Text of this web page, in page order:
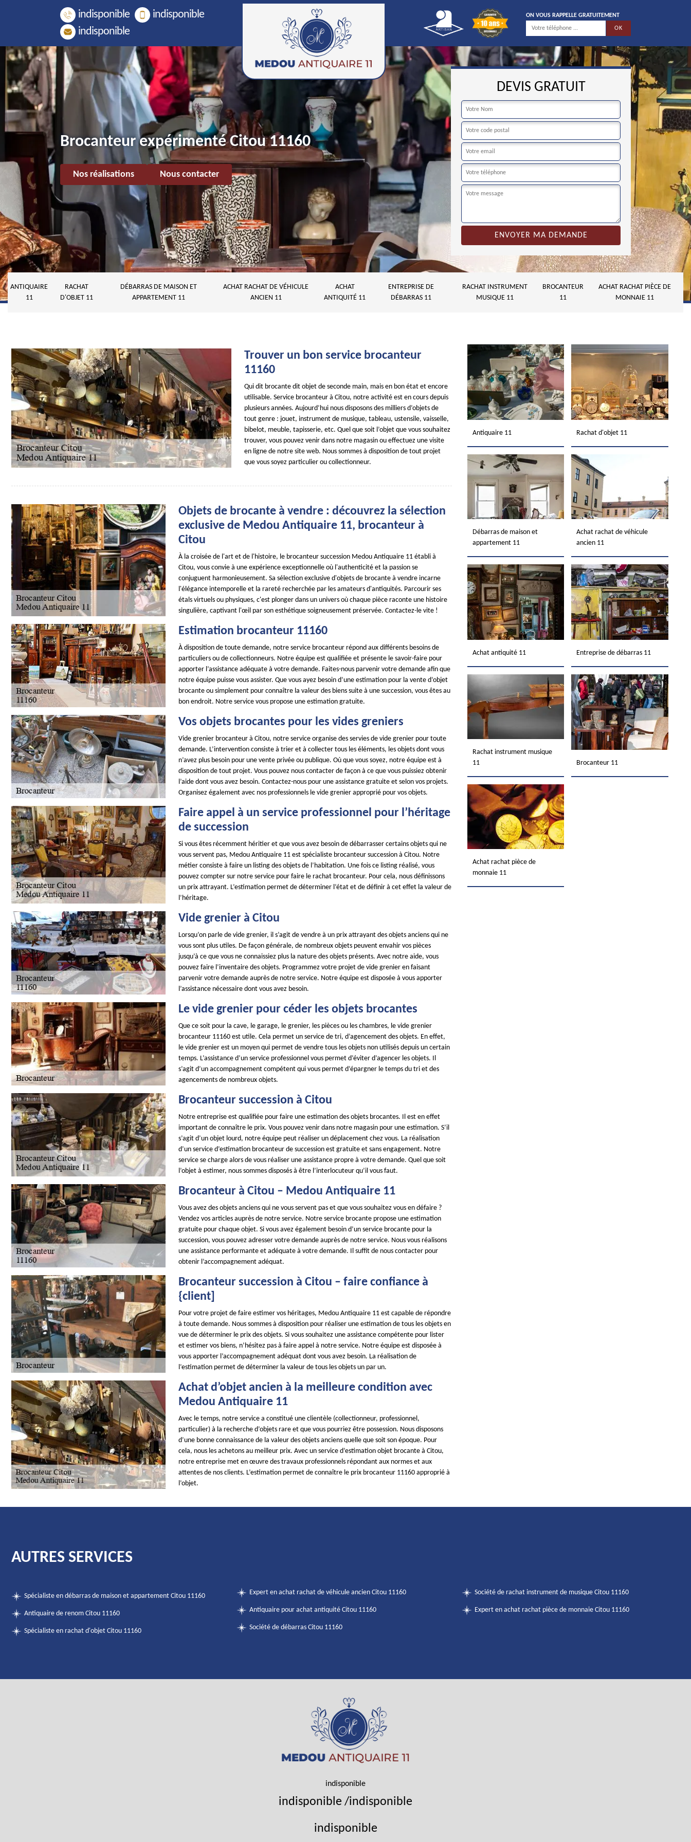
indisponible
indisponible
indisponible
ON VOUS RAPPELLE GRATUITEMENT
Brocanteur expérimenté Citou 11160
Nos réalisations Nous contacter
DEVIS GRATUIT
ANTIQUAIRE
11
RACHAT
D'OBJET 11
DÉBARRAS DE MAISON ET
APPARTEMENT 11
ACHAT RACHAT DE VÉHICULE
ANCIEN 11
ACHAT
ANTIQUITÉ 11
ENTREPRISE DE
DÉBARRAS 11
RACHAT INSTRUMENT
MUSIQUE 11
BROCANTEUR
11
ACHAT RACHAT PIÈCE DE
MONNAIE 11
Trouver un bon service brocanteur
11160
Qui dit brocante dit objet de seconde main, mais en bon état et encore
utilisable. Service brocanteur à Citou, notre activité est en cours depuis
plusieurs années. Aujourd’hui nous disposons des milliers d’objets de
tout genre : jouet, instrument de musique, tableau, ustensile, vaisselle,
bibelot, meuble, tapisserie, etc. Quel que soit l’objet que vous souhaitez
trouver, vous pouvez venir dans notre magasin ou effectuez une visite
en ligne de notre site web. Nous sommes à disposition de tout projet
que vous soyez particulier ou collectionneur.
Objets de brocante à vendre : découvrez la sélection
exclusive de Medou Antiquaire 11, brocanteur à
Citou
À la croisée de l'art et de l'histoire, le brocanteur succession Medou Antiquaire 11 établi à
Citou, vous convie à une expérience exceptionnelle où l'authenticité et la passion se
conjuguent harmonieusement. Sa sélection exclusive d'objets de brocante à vendre incarne
l'élégance intemporelle et la rareté recherchée par les amateurs d'antiquités. Parcourir ses
étals virtuels ou physiques, c'est plonger dans un univers où chaque pièce raconte une histoire
singulière, captivant l'œil par son esthétique soigneusement préservée. Contactez-le vite !
Estimation brocanteur 11160
À disposition de toute demande, notre service brocanteur répond aux différents besoins de
particuliers ou de collectionneurs. Notre équipe est qualifiée et présente le savoir-faire pour
apporter l’assistance adéquate à votre demande. Faites-nous parvenir votre demande afin que
notre équipe puisse vous assister. Que vous ayez besoin d’une estimation pour la vente d’objet
brocante ou simplement pour connaître la valeur des biens suite à une succession, vous êtes au
bon endroit. Notre service vous propose une estimation gratuite.
Vos objets brocantes pour les vides greniers
Vide grenier brocanteur à Citou, notre service organise des servies de vide grenier pour toute
demande. L’intervention consiste à trier et à collecter tous les éléments, les objets dont vous
n’avez plus besoin pour une vente privée ou publique. Où que vous soyez, notre équipe est à
disposition de tout projet. Vous pouvez nous contacter de façon à ce que vous puissiez obtenir
l’aide dont vous avez besoin. Contactez-nous pour une assistance gratuite et selon vos projets.
Organisez également avec nos professionnels le vide grenier approprié pour vos objets.
Faire appel à un service professionnel pour l’héritage
de succession
Si vous êtes récemment héritier et que vous avez besoin de débarrasser certains objets qui ne
vous servent pas, Medou Antiquaire 11 est spécialiste brocanteur succession à Citou. Notre
métier consiste à faire un listing des objets de l’habitation. Une fois ce listing réalisé, vous
pouvez compter sur notre service pour faire le rachat brocanteur. Pour cela, nous définissons
un prix attrayant. L’estimation permet de déterminer l’état et de définir à cet effet la valeur de
l’héritage.
Vide grenier à Citou
Lorsqu’on parle de vide grenier, il s’agit de vendre à un prix attrayant des objets anciens qui ne
vous sont plus utiles. De façon générale, de nombreux objets peuvent envahir vos pièces
jusqu’à ce que vous ne connaissiez plus la nature des objets présents. Avec notre aide, vous
pouvez faire l’inventaire des objets. Programmez votre projet de vide grenier en faisant
parvenir votre demande auprès de notre service. Notre équipe est disposée à vous apporter
l’assistance nécessaire dont vous avez besoin.
Le vide grenier pour céder les objets brocantes
Que ce soit pour la cave, le garage, le grenier, les pièces ou les chambres, le vide grenier
brocanteur 11160 est utile. Cela permet un service de tri, d’agencement des objets. En effet,
le vide grenier est un moyen qui permet de vendre tous les objets non utilisés depuis un certain
temps. L’assistance d’un service professionnel vous permet d’éviter d’agencer les objets. Il
s’agit d’un accompagnement compétent qui vous permet d’épargner le temps du tri et des
agencements de nombreux objets.
Brocanteur succession à Citou
Notre entreprise est qualifiée pour faire une estimation des objets brocantes. Il est en effet
important de connaître le prix. Vous pouvez venir dans notre magasin pour une estimation. S’il
s’agit d’un objet lourd, notre équipe peut réaliser un déplacement chez vous. La réalisation
d’un service d’estimation brocanteur de succession est gratuite et sans engagement. Notre
service se charge alors de vous réaliser une assistance propre à votre demande. Quel que soit
l’objet à estimer, nous sommes disposés à être l’interlocuteur qu’il vous faut.
Brocanteur à Citou – Medou Antiquaire 11
Vous avez des objets anciens qui ne vous servent pas et que vous souhaitez vous en défaire ?
Vendez vos articles auprès de notre service. Notre service brocante propose une estimation
gratuite pour chaque objet. Si vous avez également besoin d’un service brocante pour la
succession, vous pouvez adresser votre demande auprès de notre service. Nous vous réalisons
une assistance performante et adéquate à votre demande. Il suffit de nous contacter pour
obtenir l’accompagnement adéquat.
Brocanteur succession à Citou – faire confiance à
{client]
Pour votre projet de faire estimer vos héritages, Medou Antiquaire 11 est capable de répondre
à toute demande. Nous sommes à disposition pour réaliser une estimation de tous les objets en
vue de déterminer le prix des objets. Si vous souhaitez une assistance compétente pour lister
et estimer vos biens, n’hésitez pas à faire appel à notre service. Notre équipe est disposée à
vous apporter l’accompagnement adéquat dont vous avez besoin. La réalisation de
l’estimation permet de déterminer la valeur de tous les objets un par un.
Achat d’objet ancien à la meilleure condition avec
Medou Antiquaire 11
Avec le temps, notre service a constitué une clientèle (collectionneur, professionnel,
particulier) à la recherche d’objets rare et que vous pourriez être possession. Nous disposons
d’une bonne connaissance de la valeur des objets anciens quelle que soit son époque. Pour
cela, nous les achetons au meilleur prix. Avec un service d’estimation objet brocante à Citou,
notre entreprise met en œuvre des travaux professionnels répondant aux normes et aux
attentes de nos clients. L’estimation permet de connaître le prix brocanteur 11160 approprié à
l’objet.
Antiquaire 11 Rachat d'objet 11
Débarras de maison et
appartement 11
Achat rachat de véhicule
ancien 11
Achat antiquité 11 Entreprise de débarras 11
Rachat instrument musique
11
Brocanteur 11
Achat rachat pièce de
monnaie 11
AUTRES SERVICES
Spécialiste en débarras de maison et appartement Citou 11160
Antiquaire de renom Citou 11160
Spécialiste en rachat d'objet Citou 11160
Expert en achat rachat de véhicule ancien Citou 11160
Antiquaire pour achat antiquité Citou 11160
Société de débarras Citou 11160
Société de rachat instrument de musique Citou 11160
Expert en achat rachat pièce de monnaie Citou 11160
indisponible
indisponible /indisponible
indisponible